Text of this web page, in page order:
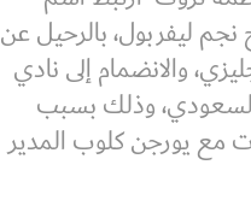
ليفربول، بالرحيل عن
والانضمام إلى نادي
وذلك بسبب
مع يورجن كلوب المدير